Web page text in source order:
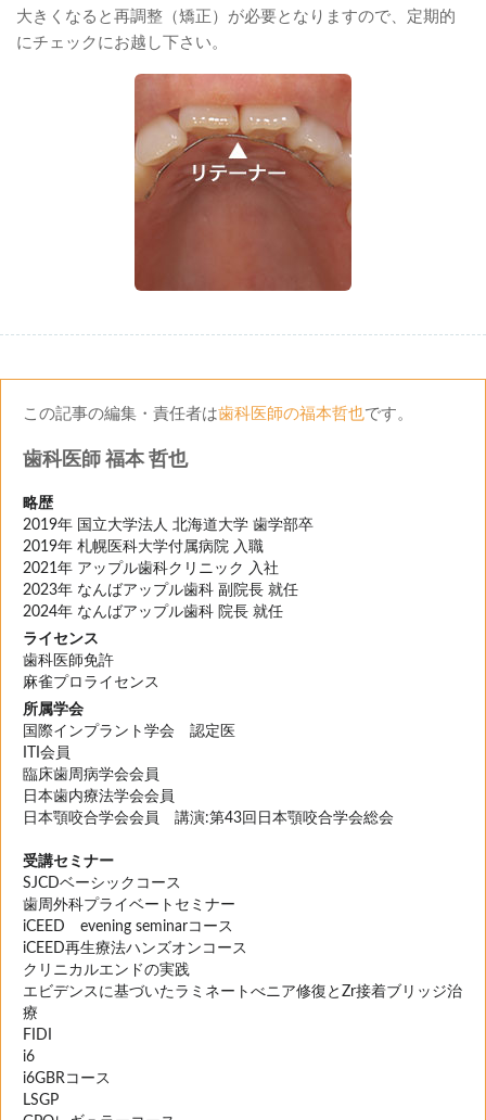
大きくなると再調整（矯正）が必要となりますので、定期的
にチェックにお越し下さい。
この記事の編集・責任者は歯科医師の福本哲也です。
歯科医師 福本 哲也
略歴
2019年 国立大学法人 北海道大学 歯学部卒
2019年 札幌医科大学付属病院 入職
2021年 アップル歯科クリニック 入社
2023年 なんばアップル歯科 副院長 就任
2024年 なんばアップル歯科 院長 就任
ライセンス
歯科医師免許
麻雀プロライセンス
所属学会
国際インプラント学会 認定医
ITI会員
臨床歯周病学会会員
日本歯内療法学会会員
日本顎咬合学会会員 講演:第43回日本顎咬合学会総会
受講セミナー
SJCDベーシックコース
歯周外科プライベートセミナー
iCEED evening seminarコース
iCEED再生療法ハンズオンコース
クリニカルエンドの実践
エビデンスに基づいたラミネートべニア修復とZr接着ブリッジ治
療
FIDI
i6
i6GBRコース
LSGP